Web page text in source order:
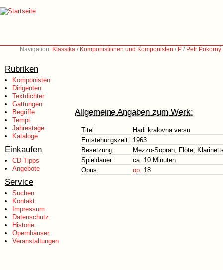
Navigation: Klassika / Komponistinnen und Komponisten / P / Petr
Rubriken
Komponisten
Dirigenten
Textdichter
Gattungen
Begriffe
Tempi
Jahrestage
Kataloge
Einkaufen
CD-Tipps
Angebote
Service
Suchen
Kontakt
Impressum
Datenschutz
Historie
Opernhäuser
Veranstaltungen
Allgemeine Angaben zum Werk:
Titel:
Hadi kralovna versu
Entstehungszeit: 1963
Besetzung:
Mezzo-Sopran, Flöte,
Spieldauer:
ca. 10 Minuten
Opus:
op. 18